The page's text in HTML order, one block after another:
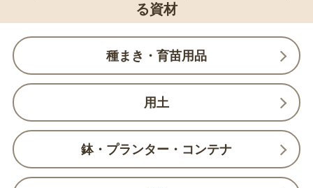
る資材
種まき・育苗用品
用土
鉢・プランター・コンテナ